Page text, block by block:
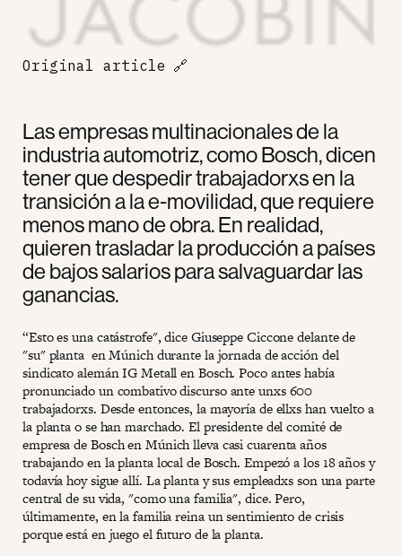
Las empresas multinacionales de la
industria automotriz, como Bosch, dicen
tener que despedir trabajadorxs en la
transición a la e-movilidad, que requiere
menos mano de obra. En realidad,
quieren trasladar la producción a países
de bajos salarios para salvaguardar las
ganancias.
“Esto es una catástrofe", dice Giuseppe Ciccone delante de
"su" planta en Múnich durante la jornada de acción del
sindicato alemán IG Metall en Bosch. Poco antes había
pronunciado un combativo discurso ante unxs 600
trabajadorxs. Desde entonces, la mayoría de ellxs han vuelto a
la planta o se han marchado. El presidente del comité de
empresa de Bosch en Múnich lleva casi cuarenta años
trabajando en la planta local de Bosch. Empezó a los 18 años y
todavía hoy sigue allí. La planta y sus empleadxs son una parte
central de su vida, "como una familia", dice. Pero,
últimamente, en la familia reina un sentimiento de crisis
porque está en juego el futuro de la planta.
Original article 🔗